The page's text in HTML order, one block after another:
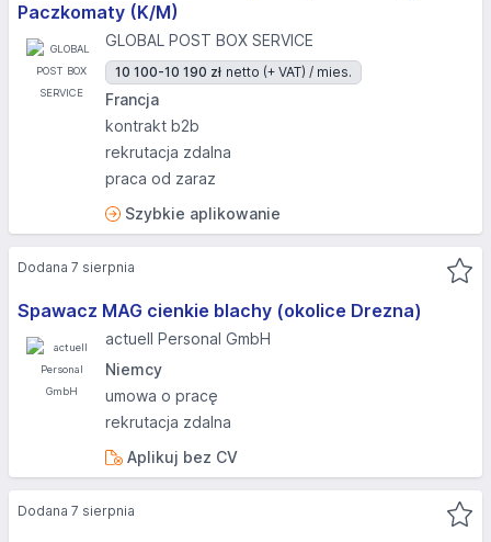
Paczkomaty (K/M)
GLOBAL POST BOX SERVICE
10 100-10 190 zł netto (+ VAT) / mies.
Francja
kontrakt b2b
rekrutacja zdalna
praca od zaraz
Szybkie aplikowanie
Spawacz MAG cienkie blachy (okolice Drezna)
actuell Personal GmbH
Niemcy
umowa o pracę
rekrutacja zdalna
Aplikuj bez CV
Dodana 7 sierpnia
Dodana 7 sierpnia